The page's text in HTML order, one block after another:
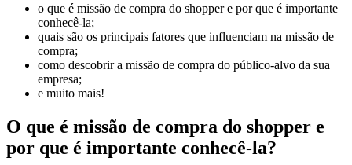
o que é missão de compra do shopper e por que é importante
conhecê-la;
quais são os principais fatores que influenciam na missão de
compra;
como descobrir a missão de compra do público-alvo da sua
empresa;
e muito mais!
O que é missão de compra do shopper e
por que é importante conhecê-la?